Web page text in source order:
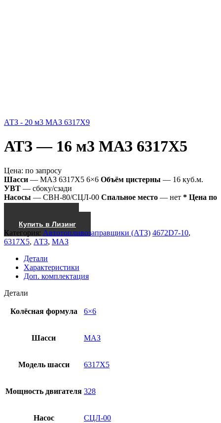
АТЗ - 20 м3 МАЗ 6317Х9
АТЗ — 16 м3 МАЗ 6317Х5
Цена: по запросу
Шасси — МАЗ 6317Х5 6×6 Объём цистерны — 16 куб.м.
УВТ — сбоку/сзади
Насосы — СВН-80/СЦЛ-00 Спальное место — нет * Цена по
Купить в Лизинг
Категория: Автотопливозаправщики (АТЗ) 4672D7-10,
6317Х5, АТЗ, МАЗ
Детали
Характеристики
Доп. комплектация
Детали
Колёсная формула 6×6
Шасси МАЗ
Модель шасси 6317Х5
Мощность двигателя 328
Насос СЦЛ-00